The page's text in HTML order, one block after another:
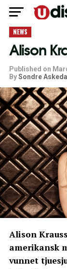
NEWS
Alison
Published on
By Sondre
Alison
amerikansk
vunnet